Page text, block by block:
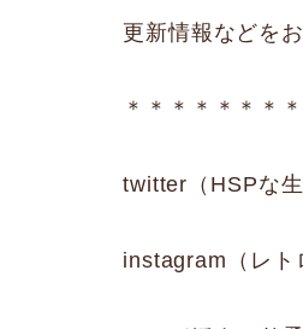
更新情報などを
＊＊＊＊＊＊＊
twitter（HSPな
instagram（レ